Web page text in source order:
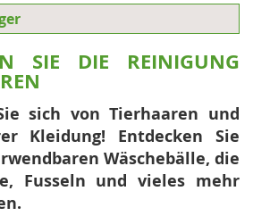
SIE DIE REINIGUNG
sich von Tierhaaren und
Kleidung! Entdecken Sie
Wäschebälle, die
Fusseln und vieles mehr